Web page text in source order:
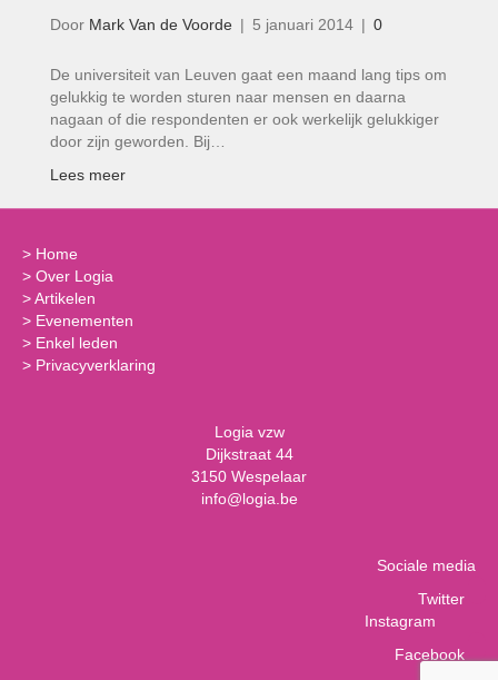
Door Mark Van de Voorde | 5 januari 2014 | 0
De universiteit van Leuven gaat een maand lang tips om
gelukkig te worden sturen naar mensen en daarna
nagaan of die respondenten er ook werkelijk gelukkiger
door zijn geworden. Bij…
Lees meer
> Home
> Over Logia
>Artikelen
> Evenementen
> Enkel leden
> Privacyverklaring
Logia vzw
Dijkstraat 44
3150 Wespelaar
info@logia.be
Sociale media
Twitter
Instagram
Facebook